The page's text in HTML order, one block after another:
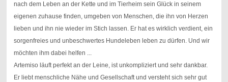
nach dem Leben an der Kette und im Tierheim sein Glück in seinem
eigenen zuhause finden, umgeben von Menschen, die ihn von Herzen
lieben und ihn nie wieder im Stich lassen. Er hat es wirklich verdient, ein
sorgenfreies und unbeschwertes Hundeleben leben zu dürfen. Und wir
möchten ihm dabei helfen ...
Artemiso läuft perfekt an der Leine, ist unkompliziert und sehr dankbar.
Er liebt menschliche Nähe und Gesellschaft und versteht sich sehr gut